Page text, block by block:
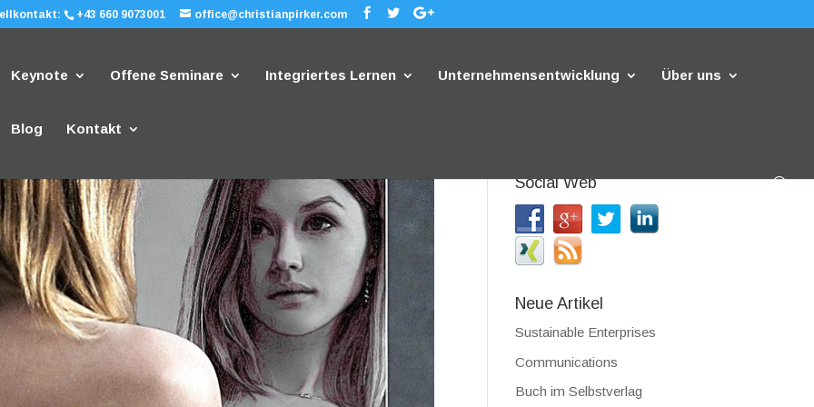
+43 660 9073001 office@christianpirker.com
Keynote Offene Seminare Integriertes Lernen Unternehmensentwicklung Über uns
Blog Kontakt
Social Web
Neue Artikel
Sustainable Enterprises
Communications
Buch im Selbstverlag